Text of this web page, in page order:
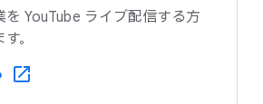
YouTube ライブ配信する​方​
。